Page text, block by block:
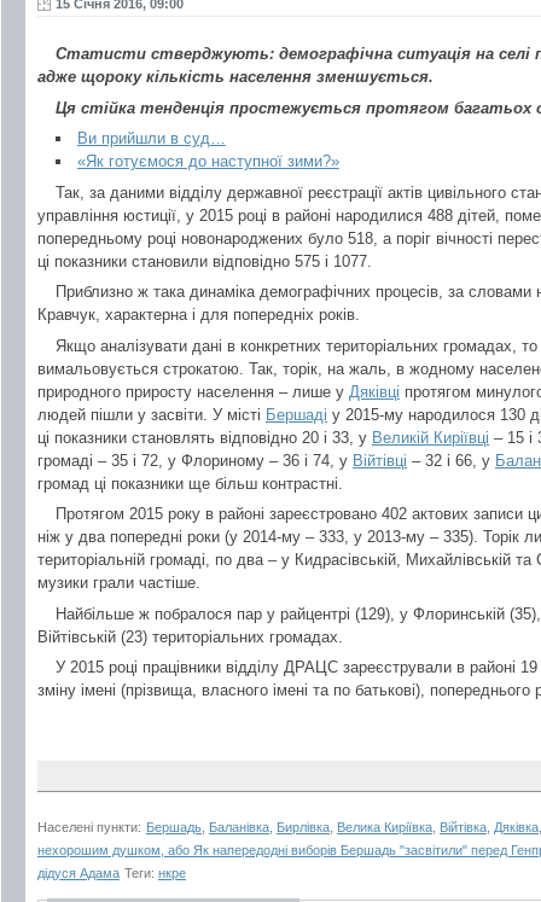
15 Січня 2016, 09:00
Статисти стверджують: демографічна ситуація на селі
адже щороку кількість населення зменшується.
Ця стійка тенденція простежується протягом багатьох
Ви прийшли в суд…
«Як готуємося до наступної зими?»
Так, за даними відділу державної реєстрації актів цивільного
управління юстиції, у 2015 році в районі народилися 488 дітей,
попередньому році новонароджених було 518, а поріг вічності
ці показники становили відповідно 575 і 1077.
Приблизно ж така динаміка демографічних процесів, за
Кравчук, характерна і для попередніх років.
Якщо аналізувати дані в конкретних територіальних громадах,
вимальовується строкатою. Так, торік, на жаль, в жодному
природного приросту населення – лише у Дяківці протягом
людей пішли у засвіти. У місті Бершаді у 2015-му народилося 130
ці показники становлять відповідно 20 і 33, у Великій Киріївці – 15 і
громаді – 35 і 72, у Флориному – 36 і 74, у Війтівці – 32 і 66, у
громад ці показники ще більш контрастні.
Протягом 2015 року в районі зареєстровано 402 актових записи
ніж у два попередні роки (у 2014-му – 333, у 2013-му – 335). Торік
територіальній громаді, по два – у Кидрасівській, Михайлівській
музики грали частіше.
Найбільше ж побралося пар у райцентрі (129), у Флоринській
Війтівській (23) територіальних громадах.
У 2015 році працівники відділу ДРАЦС зареєстрували в районі 19
зміну імені (прізвища, власного імені та по батькові),
Населені пункти: Бершадь Баланівка Бирлівка Велика Киріївка Війтівка Дяківка
нехорошим душком, або Як напередодні виборів Бершадь "засвітили" перед
дідуся Адама Теги: нкре